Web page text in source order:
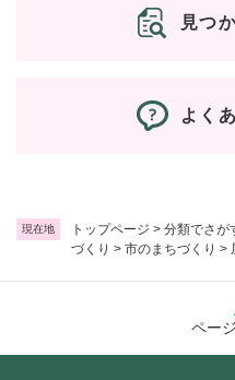
現在地 トップページ > 分類でさが
づくり > 市のまちづくり >
見つ
よく
ペー